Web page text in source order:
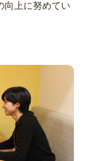
向上に努めてい